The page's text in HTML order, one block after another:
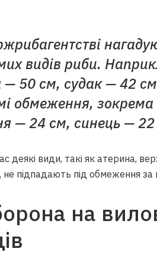
видів риби.
50 см, судак — 42
обмеження, зокрема
— 24 см, синець —
деякі види, такі як атерина,
підпадають під обмеження за
на